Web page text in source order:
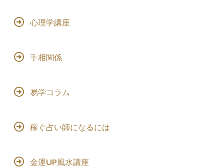
心理学講座
手相関係
易学コラム
稼ぐ占い師になるには
金運UP風水講座